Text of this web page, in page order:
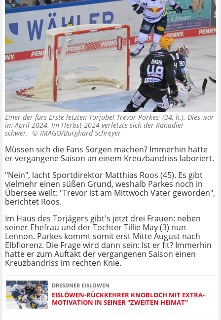
Einer der fürs Erste letzten Torjubel Trevor Parkes' (34, h.). Dies war
im April 2024. Im Herbst 2024 verletzte sich der Kanadier
schwer. © IMAGO/Burghard Schreyer
Müssen sich die Fans Sorgen machen? Immerhin hatte
er vergangene Saison an einem Kreuzbandriss laboriert.
"Nein", lacht Sportdirektor Matthias Roos (45). Es gibt
vielmehr einen süßen Grund, weshalb Parkes noch in
Übersee weilt: "Trevor ist am Mittwoch Vater geworden",
berichtet Roos.
Im Haus des Torjägers gibt's jetzt drei Frauen: neben
seiner Ehefrau und der Tochter Tillie May (3) nun
Lennon. Parkes kommt somit erst Mitte August nach
Elbflorenz. Die Frage wird dann sein: Ist er fit? Immerhin
hatte er zum Auftakt der vergangenen Saison einen
Kreuzbandriss im rechten Knie.
DRESDNER EISLÖWEN
EISLÖWEN-RÜCKKEHRER KNOBLOCH MIT EXTRA-
MOTIVATION IN SEINER "ZWEITEN HEIMAT"